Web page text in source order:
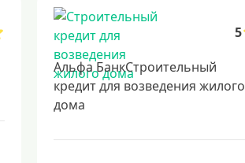
5
Альфа БанкСтроительный
кредит для возведения жилого
дома